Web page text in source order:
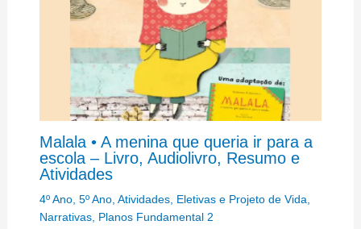
Malala • A menina que queria ir para a
escola – Livro, Audiolivro, Resumo e
Atividades
4º Ano, 5º Ano, Atividades, Eletivas e Projeto de Vida
Narrativas, Planos Fundamental 2